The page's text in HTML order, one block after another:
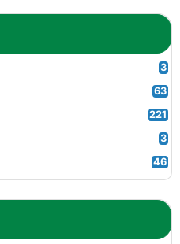
3
63
221
3
46